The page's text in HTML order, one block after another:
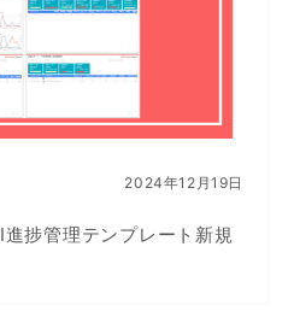
2024年12月19日
捗管理テンプレート新規